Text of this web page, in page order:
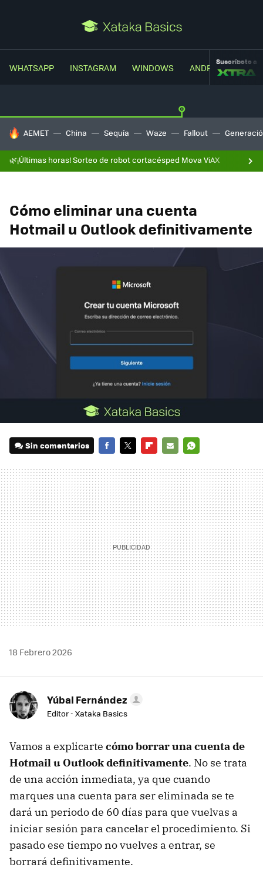
WHATSAPP INSTAGRAM WINDOWS ANDROIDSuscríbete a
HOY SE HABLA DE
AEMET China Sequía Waze Fallout
🌿¡Últimas horas! Sorteo de robot cortacésped Mova ViAX
Cómo eliminar una cuenta
Hotmail u Outlook definitivamente
Sin comentarios
MAIL
18 Febrero 2026
Yúbal Fernández
Editor - Xataka Basics
Vamos a explicarte cómo borrar una cuenta de
Hotmail u Outlook definitivamente. No se trata
de una acción inmediata, ya que cuando
marques una cuenta para ser eliminada se te
dará un periodo de 60 días para que vuelvas a
iniciar sesión para cancelar el procedimiento. Si
pasado ese tiempo no vuelves a entrar, se
borrará definitivamente.